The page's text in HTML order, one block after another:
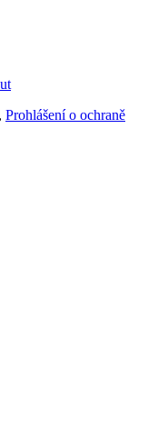
, Prohlášení o ochraně